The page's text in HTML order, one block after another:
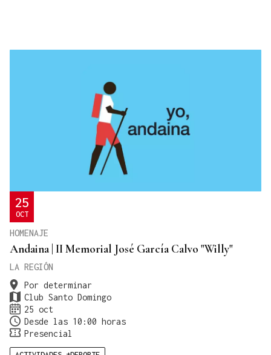
25
OCT
HOMENAJE
Andaina | II Memorial José García Calvo "Willy"
LA REGIÓN
Por determinar
Club Santo Domingo
25 oct
Desde las 10:00 horas
Presencial